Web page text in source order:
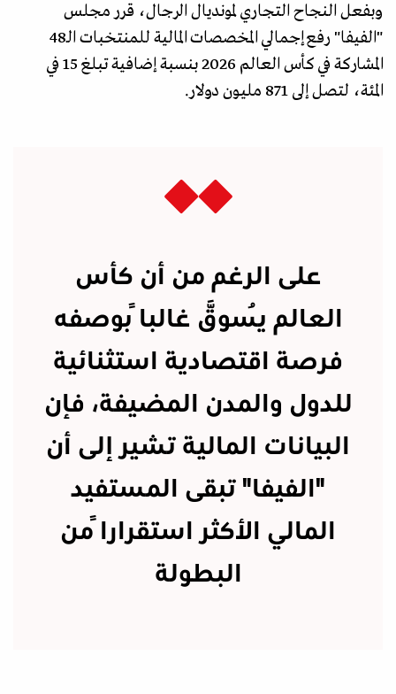
وبفعل النجاح التجاري لمونديال الرجال، قرر مجلس
"الفيفا" رفع إجمالي المخصصات المالية للمنتخبات الـ48
المشاركة في كأس العالم 2026 بنسبة إضافية تبلغ 15 في
المئة، لتصل إلى 871 مليون دولار.
على الرغم من أن كأس
العالم يُسوَّق غالباً بوصفه
فرصة اقتصادية استثنائية
للدول والمدن المضيفة، فإن
البيانات المالية تشير إلى أن
"الفيفا" تبقى المستفيد
المالي الأكثر استقراراً من
البطولة